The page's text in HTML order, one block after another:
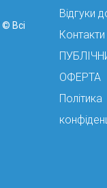
© Всі
Відгуки
Контакти
ОФЕРТА
Політика